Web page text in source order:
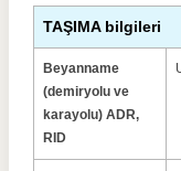
TAŞIMA bilgileri
Beyanname
(demiryolu ve
karayolu) ADR,
RID